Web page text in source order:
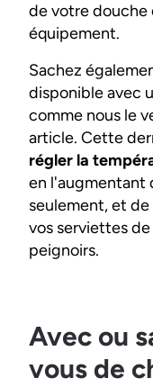
de votre douche
équipement.
Sachez
disponible avec
comme nous le
article. Cette
régler la
en l'augmentant
seulement, et
vos serviettes
peignoirs.
Avec ou
vous de